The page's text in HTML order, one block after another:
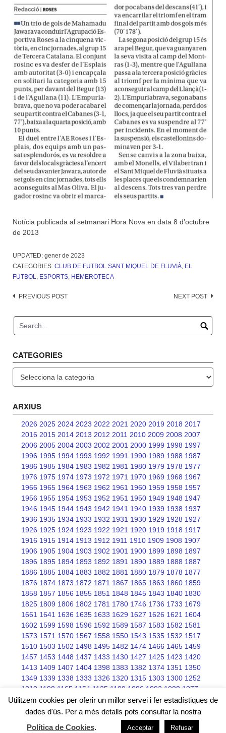
Notícia publicada al setmanari Hora Nova en data 8 d’octubre
de 2013
UPDATED: gener de 2023
CATEGORIES: CLUB DE FUTBOL SANT MIQUEL DE FLUVIÀ, EL
FUTBOL, ESPORTS, HEMEROTECA
Post
PREVIOUS POST NEXT POST
CATEGORIES
ARXIUS
2026 2025 2024 2023 2022 2021 2020 2019 2018 2017
2016 2015 2014 2013 2012 2011 2010 2009 2008 2007
2006 2005 2004 2003 2002 2001 2000 1999 1998 1997
1996 1995 1994 1993 1992 1991 1990 1989 1988 1987
1986 1985 1984 1983 1982 1981 1980 1979 1978 1977
1976 1975 1974 1973 1972 1971 1970 1969 1968 1967
1966 1965 1964 1963 1962 1961 1960 1959 1958 1957
1956 1955 1954 1953 1952 1951 1950 1949 1948 1947
1946 1945 1944 1943 1942 1941 1940 1939 1938 1937
1936 1935 1934 1933 1932 1931 1930 1929 1928 1927
1926 1925 1924 1923 1922 1921 1920 1919 1918 1917
1916 1915 1914 1913 1912 1911 1910 1909 1908 1907
1906 1905 1904 1903 1902 1901 1900 1899 1898 1897
1896 1895 1894 1893 1892 1891 1890 1889 1888 1887
1886 1885 1884 1883 1882 1881 1880 1879 1878 1877
1876 1874 1873 1872 1871 1867 1865 1863 1860 1859
1858 1857 1856 1855 1851 1848 1845 1843 1840 1830
1825 1809 1806 1802 1781 1780 1746 1736 1733 1679
1661 1641 1636 1635 1633 1629 1627 1626 1621 1604
1602 1599 1598 1596 1592 1589 1587 1583 1582 1581
1573 1571 1570 1567 1558 1550 1543 1535 1532 1517
1510 1503 1502 1498 1495 1482 1474 1466 1465 1459
1457 1453 1448 1437 1433 1430 1427 1425 1423 1420
1413 1409 1407 1404 1398 1383 1382 1374 1351 1350
1349 1339 1338 1333 1326 1320 1315 1303 1300 1252
1210 1198 1165 1154 1125 1109 1096 1092 1088 1077
1076 1075 1068 1066 1045
Free wordpress themes
Utilitzem cookies per oferir un millor servei i fer estadístiques de
dades d'ús. Per a més detalls pots consultar la nostra
Política de Cookies. Acceptar Refusar